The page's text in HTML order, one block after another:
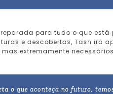
para tudo o que
e descobertas, Tash irá
extremamente
o que aconteça no futuro,